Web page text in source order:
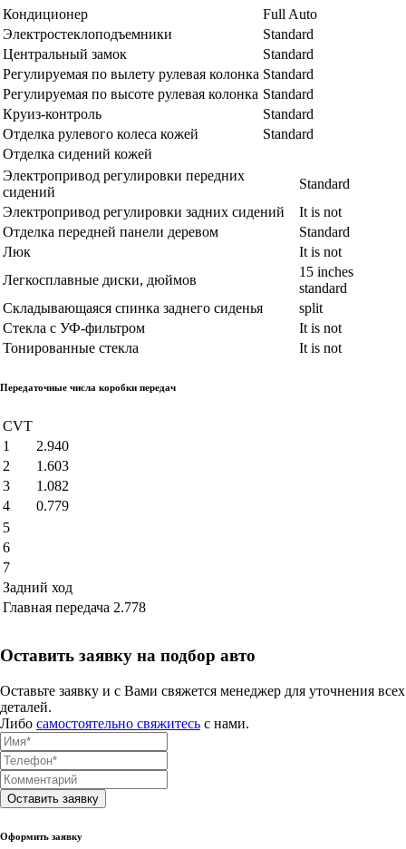
Кондиционер
Full Auto
Электростеклоподъемники
Standard
Центральный замок
Standard
Регулируемая по вылету рулевая колонка Standard
Регулируемая по высоте рулевая колонка Standard
Круиз-контроль
Standard
Отделка рулевого колеса кожей
Standard
Отделка сидений кожей
Электропривод регулировки передних
сидений
Standard
Электропривод регулировки задних сидений
It is not
Отделка передней панели деревом
Standard
Люк
It is not
Легкосплавные диски, дюймов
15 inches
standard
Складывающаяся спинка заднего сиденья
split
Стекла с УФ-фильтром
It is not
Тонированные стекла
It is not
Передаточные числа коробки передач
CVT
1
2.940
2
1.603
3
1.082
4
0.779
5
6
7
Задний ход
Главная передача 2.778
Оставить заявку на подбор авто
Оставьте заявку и с Вами свяжется менеджер для уточнения всех
деталей.
Либо самостоятельно свяжитесь с нами.
Оставить заявку
Оформить заявку